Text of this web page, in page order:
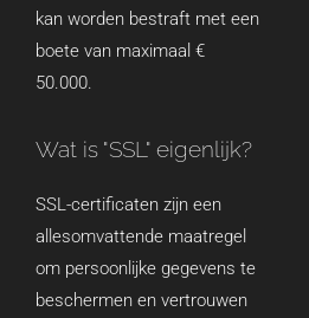
kan worden bestraft met een
boete van maximaal €
50.000.
Wat is "SSL" eigenlijk?
SSL-certificaten zijn een
allesomvattende maatregel
om persoonlijke gegevens te
beschermen en vertrouwen